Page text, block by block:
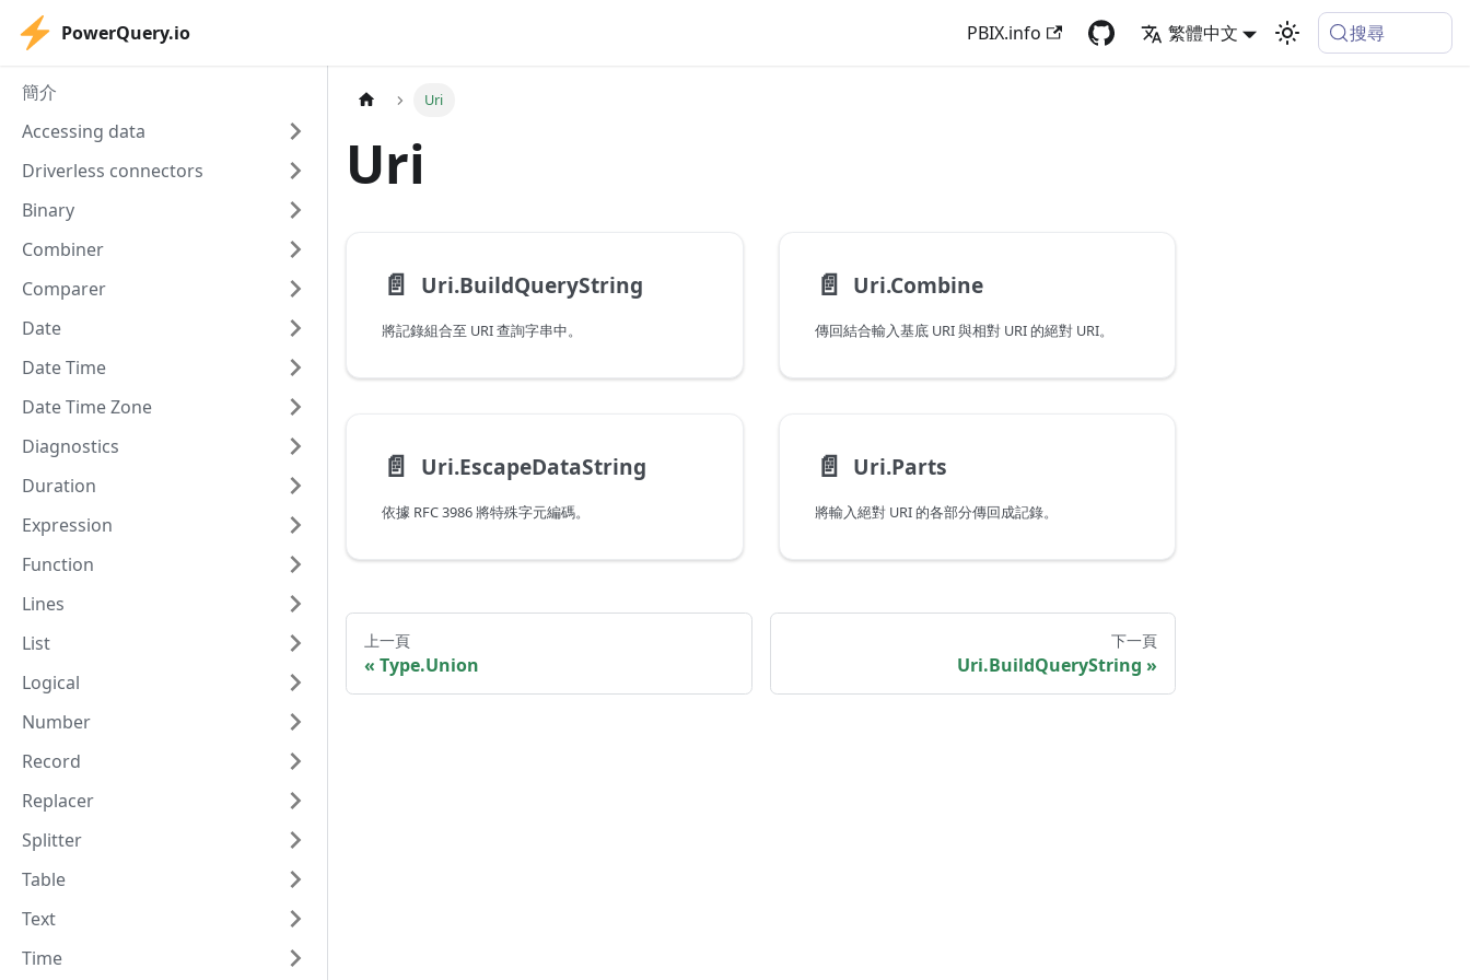
PowerQuery.io PBIX.info 繁體中文 搜尋
簡介
Accessing data
Driverless connectors
Binary
Combiner
Comparer
Date
Date Time
Date Time Zone
Diagnostics
Duration
Expression
Function
Lines
List
Logical
Number
Record
Replacer
Splitter
Table
Text
Time
Uri
Uri
📄️ Uri.BuildQueryString
將記錄組合至 URI 查詢字串中。
📄️ Uri.Combine
傳回結合輸入基底 URI 與相對 URI 的絕對 URI。
📄️ Uri.EscapeDataString
依據 RFC 3986 將特殊字元編碼。
📄️ Uri.Parts
將輸入絕對 URI 的各部分傳回成記錄。
上一頁
Type.Union
下一頁
Uri.BuildQueryString